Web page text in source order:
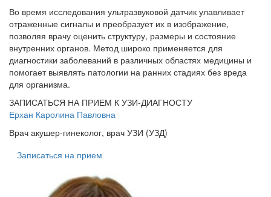
Во время исследования ультразвуковой датчик улавливает
отраженные сигналы и преобразует их в изображение,
позволяя врачу оценить структуру, размеры и состояние
внутренних органов. Метод широко применяется для
диагностики заболеваний в различных областях медицины и
помогает выявлять патологии на ранних стадиях без вреда
для организма.
ЗАПИСАТЬСЯ НА ПРИЕМ К УЗИ-ДИАГНОСТУ
Ерхан Каролина Павловна
Врач акушер-гинеколог, врач УЗИ (УЗД)
Записаться на прием